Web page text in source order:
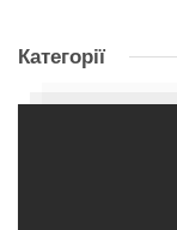
Категорії